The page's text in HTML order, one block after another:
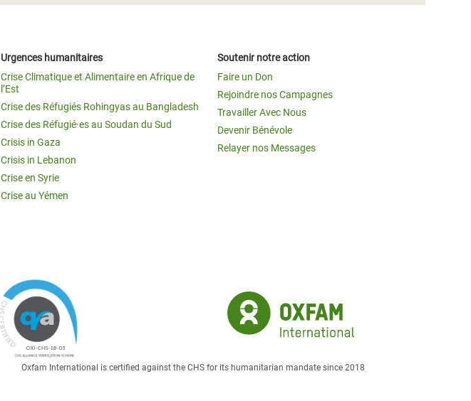
Urgences humanitaires
Crise Climatique et Alimentaire en Afrique de
l’Est
Crise des Réfugiés Rohingyas au Bangladesh
Crise des Réfugié·es au Soudan du Sud
Crisis in Gaza
Crisis in Lebanon
Crise en Syrie
Crise au Yémen
Soutenir notre action
Faire un Don
Rejoindre nos Campagnes
Travailler Avec Nous
Devenir Bénévole
Relayer nos Messages
Oxfam International is certified against the CHS for its humanitarian mandate since 2018